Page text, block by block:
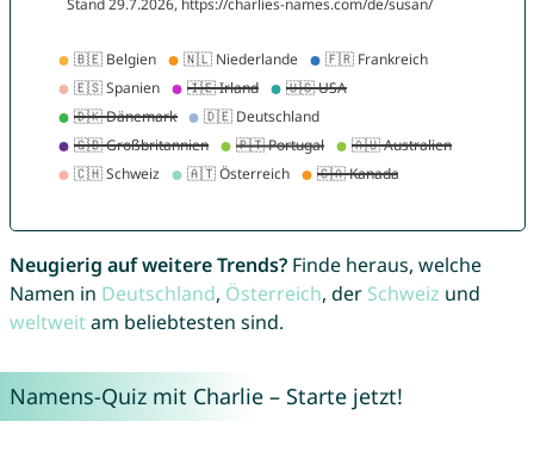
Neugierig auf weitere Trends?Finde heraus, welche
Namen in Deutschland, Österreich, der Schweiz und
weltweitam beliebtesten sind.
Namens-Quiz mit Charlie – Starte jetzt!